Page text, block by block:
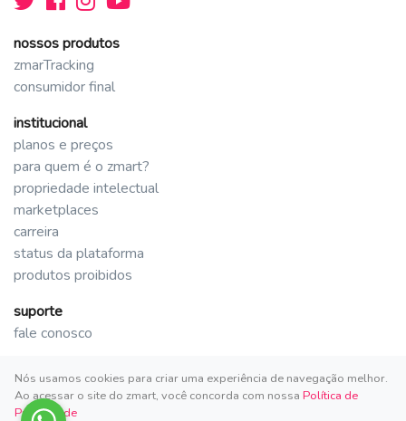
Nós usamos cookies para criar uma experiência de navegação melhor.
Ao acessar o site do zmart, você concorda com nossa Política de
Privacidade
nossos produtos
zmarTracking
consumidor final
institucional
planos e preços
para quem é o zmart?
propriedade intelectual
marketplaces
carreira
status da plataforma
produtos proibidos
suporte
fale conosco